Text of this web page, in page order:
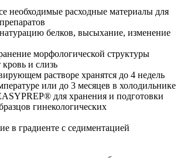
необходимые расходные материалы для
белков, высыхание, изменение
морфологической структуры
кровь и слизь
растворе хранятся до 4 недель
или до 3 месяцев в холодильнике
для хранения и подготовки
гинекологических
в градиенте с седиментацией